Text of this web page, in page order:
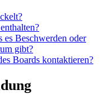
Beschwerden oder
gibt?
Boards kontaktieren?